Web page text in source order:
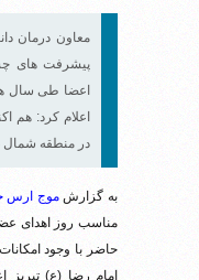
معاون درمان
پیشرفت های
اعضا طی سال
اعلام کرد: هم
در منطقه
به گزارشموج ارس
مناسب روز اهدای
حاضر با وجود
امام رضا (ع) تبریز